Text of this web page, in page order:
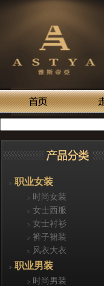
职业女装
时尚女装
女士西服
女士衬衫
裤子裙装
风衣大衣
职业男装
时尚男装